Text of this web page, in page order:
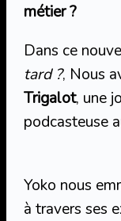
métier ?
Dans ce
tard ?, Nous
Trigalot, une
podcasteuse
Yoko nous
à travers ses